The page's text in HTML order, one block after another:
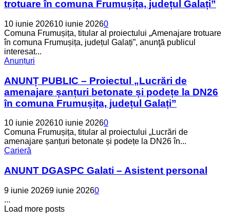
trotuare în comuna Frumușița, județul Galați”
10 iunie 202610 iunie 20260
Comuna Frumușița, titular al proiectului „Amenajare trotuare
în comuna Frumușița, județul Galați”, anunţă publicul
interesat...
Anunțuri
ANUNȚ PUBLIC – Proiectul „Lucrări de
amenajare șanțuri betonate și podețe la DN26
în comuna Frumușița, județul Galați”
10 iunie 202610 iunie 20260
Comuna Frumușița, titular al proiectului „Lucrări de
amenajare șanțuri betonate și podețe la DN26 în...
Carieră
ANUNT DGASPC Galati – Asistent personal
9 iunie 20269 iunie 20260
...
Load more posts